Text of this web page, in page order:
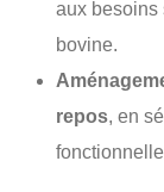
aux besoins
bovine.
repos, en